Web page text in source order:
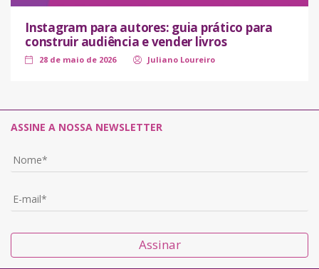
Instagram para autores: guia prático para
construir audiência e vender livros
28 de maio de 2026 Juliano Loureiro
ASSINE A NOSSA NEWSLETTER
Assinar